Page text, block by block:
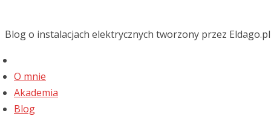
Blog o instalacjach elektrycznych tworzony przez Eldago.pl
O mnie
Akademia
Blog